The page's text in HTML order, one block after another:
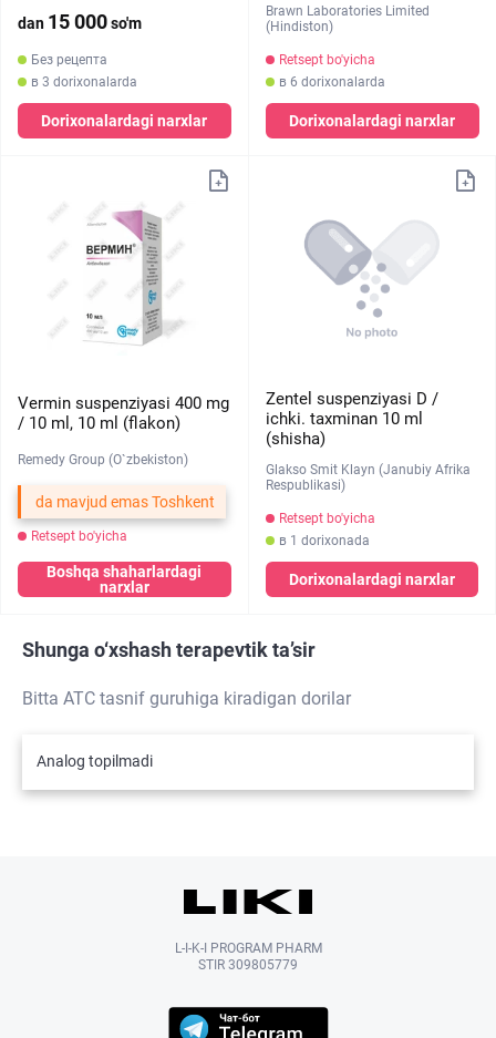
dan 15 000so'm
Без рецепта
в 3 dorixonalarda
Dorixonalardagi narxlar
Brawn Laboratories Limited
(Hindiston)
Retsept bo'yicha
в 6 dorixonalarda
Dorixonalardagi narxlar
Vermin suspenziyasi 400 mg
/ 10 ml, 10 ml (flakon)
Remedy Group (O`zbekiston)
da mavjud emas Toshkent
Retsept bo'yicha
Boshqa shaharlardagi
narxlar
Zentel suspenziyasi D /
ichki. taxminan 10 ml
(shisha)
Glakso Smit Klayn (Janubiy Afrika
Respublikasi)
Retsept bo'yicha
в 1 dorixonada
Dorixonalardagi narxlar
Shunga o‘xshash terapevtik ta’sir
Bitta ATC tasnif guruhiga kiradigan dorilar
Analog topilmadi
L-I-K-I PROGRAM PHARM
STIR 309805779